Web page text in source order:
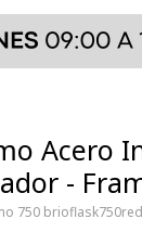
Acero
-
750